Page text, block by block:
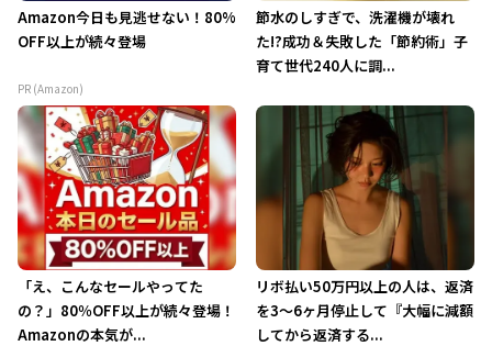
Amazon今日も見逃せない！80%
OFF以上が続々登場
PR (Amazon)
節水のしすぎで、洗濯機が壊れ
た!?成功＆失敗した「節約術」子
育て世代240人に調...
「え、こんなセールやってた
の？」80％OFF以上が続々登場！
Amazonの本気が...
リボ払い50万円以上の人は、返済
を3～6ヶ月停止して『大幅に減額
してから返済する...